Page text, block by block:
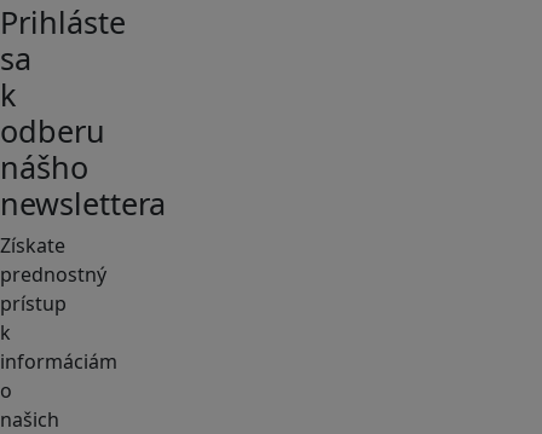
Prihláste
sa
k
odberu
nášho
newslettera
Získate
prednostný
prístup
k
informáciám
o
našich